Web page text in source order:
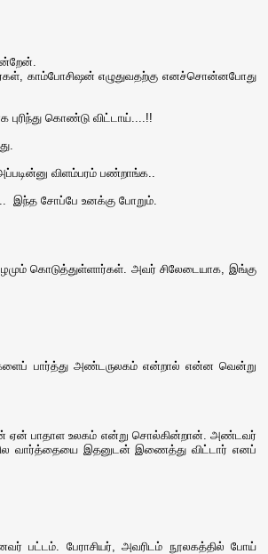
காம்போசிஷன் எழுதுவதற்கு எனச்சொன்னபோது
கொண்டு விட்டாய்....!!
விளம்பரம் பண்றாங்க..
இந்த சோப்பே உனக்கு போறும்.
கொடுத்துள்ளார்கள். அவர் சிலேடையாக, இங்கு
பார்த்து அண்டருலகம் என்றால் என்ன வென்று
ஏன் பாதாள உலகம் என்று சொல்கின்றான். அண்டவர்
வார்த்தையை இதனுடன் இணைத்து விட்டார் எனப்
பட்டம். பேராசியர், அவரிடம் நூலகத்தில் போய்